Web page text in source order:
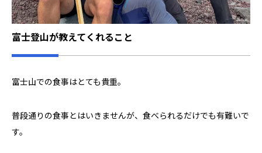
富士登山が教えてくれること
富士山での食事はとても貴重。
普段通りの食事とはいきませんが、食べられるだけでも有難いで
す。